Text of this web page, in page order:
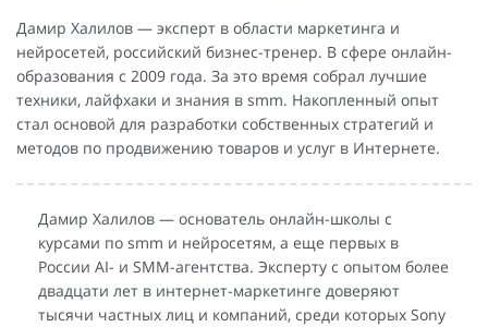
Дамир Халилов — эксперт в области маркетинга и
нейросетей, российский бизнес-тренер. В сфере онлайн-
образования с 2009 года. За это время собрал лучшие
техники, лайфхаки и знания в smm. Накопленный опыт
стал основой для разработки собственных стратегий и
методов по продвижению товаров и услуг в Интернете.
Дамир Халилов — основатель онлайн-школы с
курсами по smm и нейросетям, а еще первых в
России AI- и SMM-агентства. Эксперту с опытом более
двадцати лет в интернет-маркетинге доверяют
тысячи частных лиц и компаний, среди которых Sony